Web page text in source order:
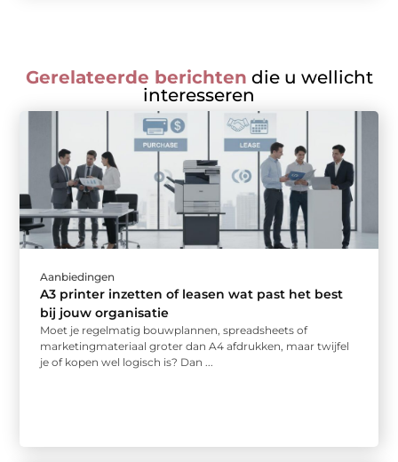
Gerelateerde berichten die u wellicht
interesseren
Aanbiedingen
A3 printer inzetten of leasen wat past het best
bij jouw organisatie
Moet je regelmatig bouwplannen, spreadsheets of
marketingmateriaal groter dan A4 afdrukken, maar twijfel
je of kopen wel logisch is? Dan ...